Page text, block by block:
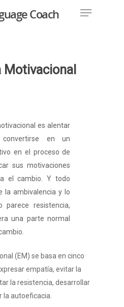
to close
Coach
Motivacional
es alentar
en un
en el proceso de
sus motivaciones
el cambio. Y todo
la ambivalencia y lo
parece resistencia,
una parte normal
(EM) se basa en cinco
empatía, evitar la
la resistencia, desarrollar
la autoeficacia.